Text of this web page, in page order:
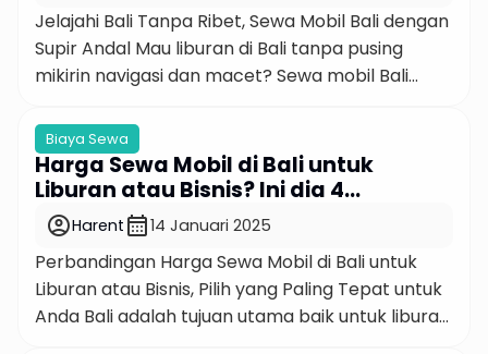
keputusan yang […]
Jelajahi Bali Tanpa Ribet, Sewa Mobil Bali dengan
Supir Andal Mau liburan di Bali tanpa pusing
mikirin navigasi dan macet? Sewa mobil Bali
kamu yang pengen explore Pulau Dewata
secara bebas dan nyaman!Kami hadir dengan
layanan sewa mobil plus supir local
berpengalaman yang siap nganter kamu keliling
Bali […]
Biaya Sewa
Harga Sewa Mobil di Bali untuk
Liburan atau Bisnis? Ini dia 4
Indikasinya!
account_circleHarent calendar_month14 Januari 2025
Perbandingan Harga Sewa Mobil di Bali untuk
Liburan atau Bisnis, Pilih yang Paling Tepat untuk
Anda Bali adalah tujuan utama baik untuk liburan